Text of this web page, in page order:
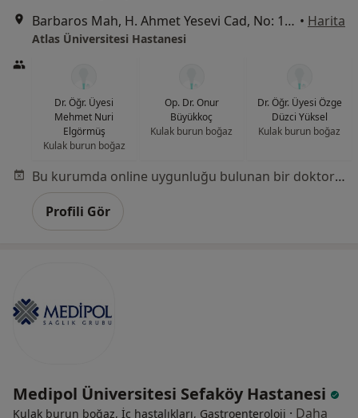
Barbaros Mah, H. Ahmet Yesevi Cad, No: 149 Güneşli - Bağcılar / İstanbul, Bağcılar • Harita
Atlas Üniversitesi Hastanesi
Dr. Öğr. Üyesi
Mehmet Nuri
Elgörmüş
Kulak burun boğaz
Op. Dr. Onur
Büyükkoç
Kulak burun boğaz
Dr. Öğr. Üyesi Özge
Düzci Yüksel
Kulak burun boğaz
Bu kurumda online uygunluğu bulunan bir doktor veya uzman bulunamadı
Profili Gör
Medipol Üniversitesi Sefaköy Hastanesi
Kulak burun boğaz, İç hastalıkları, Gastroenteroloji · Daha